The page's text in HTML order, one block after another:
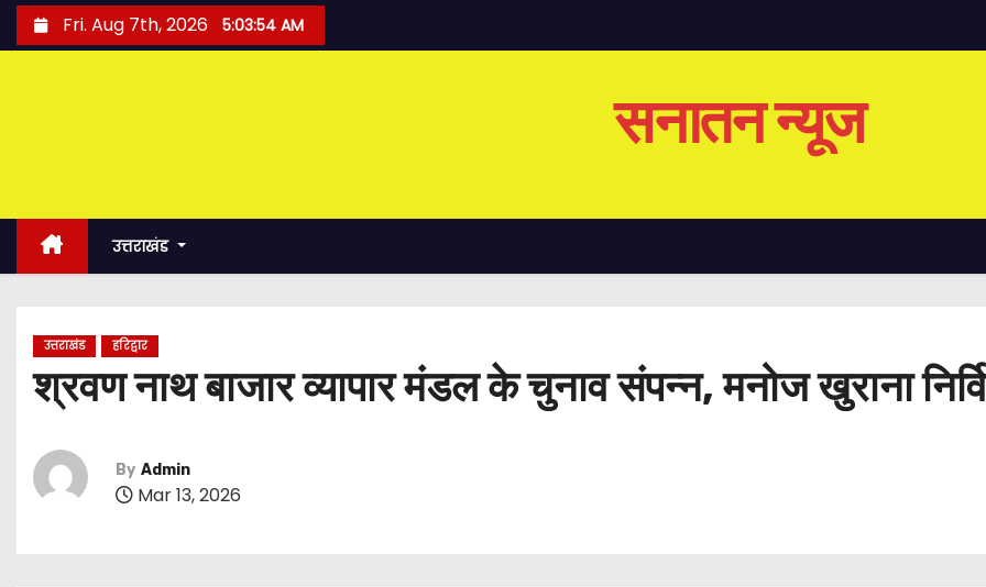
k
Fri. Aug 7th, 2026 5:03:55 AM
सनातन न्यूज
उत्तराखंड
उत्तराखंड हरिद्वार
श्रवण नाथ बाजार व्यापार मंडल के चुनाव संपन्न, मनोज खुराना
By Admin
Mar 13, 2026